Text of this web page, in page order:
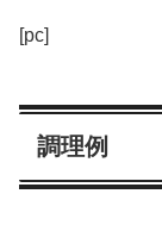
[pc]
調理例